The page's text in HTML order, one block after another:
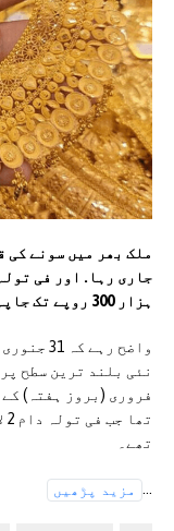
ملک بھر میں سونے کی
ہزار 300 روپے تک جاپہنچی۔
نئی بلند ترین سطح
تھے۔
مزید پڑھیں